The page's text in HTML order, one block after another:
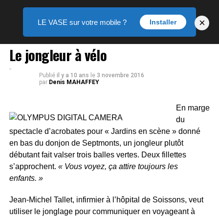
PORTRAIT
Le jongleur à vélo
Publié il y a 10 ans le 3 novembre 2016
par Denis MAHAFFEY
En marge
du
spectacle d’acrobates pour « Jardins en scène » donné
en bas du donjon de Septmonts, un jongleur plutôt
débutant fait valser trois balles vertes. Deux fillettes
s’approchent. « Vous voyez, ça attire toujours les
enfants. »
Jean-Michel Tallet, infirmier à l’hôpital de Soissons, veut
utiliser le jonglage pour communiquer en voyageant à
LE VASE sur votre mobile ? Installer ×